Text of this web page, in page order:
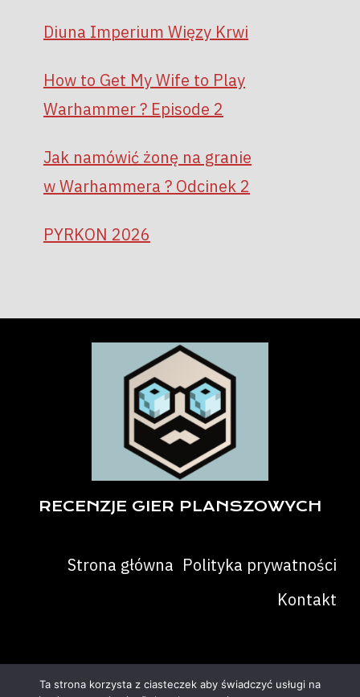
Diuna Imperium Więzy Krwi
How to Get My Wife to Play
Warhammer ? Episode 2
Jak namówić żonę na granie
w Warhammera ? Odcinek 2
PYRKON 2026
RECENZJE GIER PLANSZOWYCH
Strona główna Polityka prywatności
Kontakt
Ta strona korzysta z ciasteczek aby świadczyć usługi na